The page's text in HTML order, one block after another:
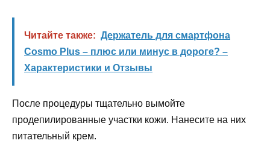
Читайте также: Держатель для смартфона
Cosmo Plus – плюс или минус в дороге? –
Характеристики и Отзывы
После процедуры тщательно вымойте
продепилированные участки кожи. Нанесите на них
питательный крем.